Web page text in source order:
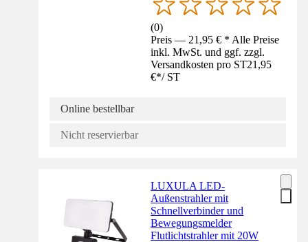
(0)
Preis — 21,95 € * Alle Preise
inkl. MwSt. und ggf. zzgl.
Versandkosten pro ST21,95
€*/ ST
Online bestellbar
Nicht reservierbar
LUXULA LED-
Außenstrahler mit
Schnellverbinder und
Bewegungsmelder
Flutlichtstrahler mit 20W